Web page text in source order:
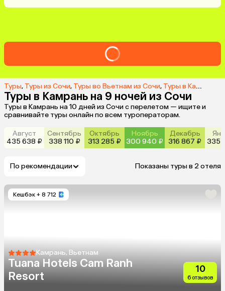
Туры, Туры из Сочи, Туры во Вьетнам из Сочи, Туры в Камрань из Сочи
Туры в Камрань на 9 ночей из Сочи
Туры в Камрань на 10 дней из Сочи с перелетом — ищите и
сравнивайте туры онлайн по всем туроператорам.
Август
435 638 ₽
Сентябрь
338 110 ₽
Октябрь
313 285 ₽
Ноябрь
300 940 ₽
Декабрь
316 867 ₽
335
По рекомендации Показаны туры в 2 отеля
Кешбэк + 8 712
Камрань, Вьетнам
Tuana Hotels Cam Ranh
Resort
10
6 отзывов